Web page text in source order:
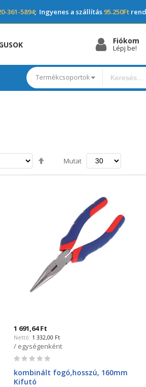
361-5894; Ingyenes a szállítás 95.250Ft
Fiókom
Lépj be!
Termékcsoportok
Csökkenő
Mutat
1 691,64 Ft
1 332,00 Ft
/ egységenként
Rating:
kombinált fogó,hosszú, 160mm
Kifutó